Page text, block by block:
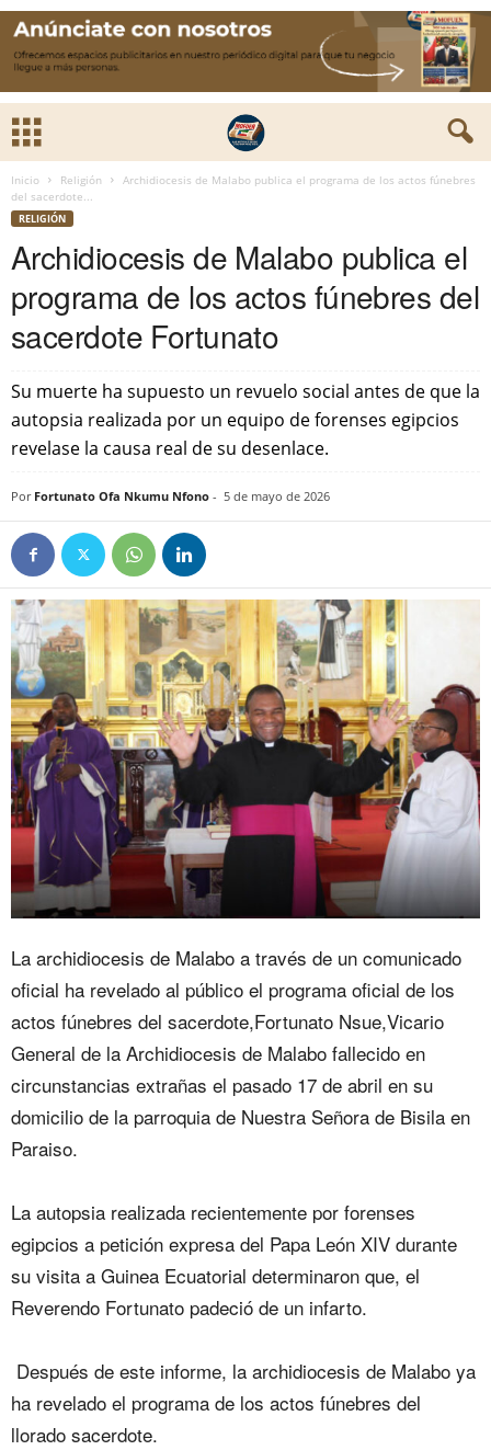
Inicio Religión
Archidiocesis de Malabo publica el programa de los actos fúnebres
del sacerdote...
RELIGIÓN
Archidiocesis de Malabo publica el
programa de los actos fúnebres del
sacerdote Fortunato
‎Su muerte ha supuesto un revuelo social antes de que la
autopsia realizada por un equipo de forenses egipcios
revelase la causa real de su desenlace. ‎
Por Fortunato Ofa Nkumu Nfono - 5 de mayo de 2026
‎‎La archidiocesis de Malabo a través de un comunicado
oficial ha revelado al público el programa oficial de los
actos fúnebres del sacerdote,Fortunato Nsue,Vicario
General de la Archidiocesis de Malabo fallecido en
circunstancias extrañas el pasado 17 de abril en su
domicilio de la parroquia de Nuestra Señora de Bisila en
Paraiso.
‎La autopsia realizada recientemente por forenses
egipcios a petición expresa del Papa León XIV durante
su visita a Guinea Ecuatorial determinaron que, el
Reverendo Fortunato padeció de un infarto.
‎ Después de este informe, la archidiocesis de Malabo ya
ha revelado el programa de los actos fúnebres del
llorado sacerdote.